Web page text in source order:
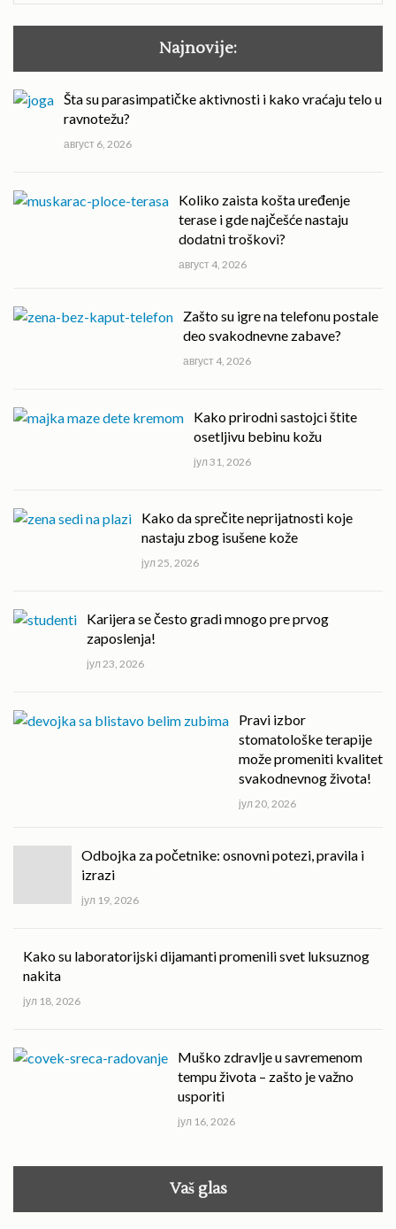
Najnovije:
Šta su parasimpatičke aktivnosti i kako vraćaju telo u
ravnotežu?
август 6, 2026
Koliko zaista košta uređenje
terase i gde najčešće nastaju
dodatni troškovi?
август 4, 2026
Zašto su igre na telefonu postale
deo svakodnevne zabave?
август 4, 2026
Kako prirodni sastojci štite
osetljivu bebinu kožu
јул 31, 2026
Kako da sprečite neprijatnosti koje
nastaju zbog isušene kože
јул 25, 2026
Karijera se često gradi mnogo pre prvog
zaposlenja!
јул 23, 2026
Pravi izbor
stomatološke terapije
može promeniti kvalitet
svakodnevnog života!
јул 20, 2026
Odbojka za početnike: osnovni potezi, pravila i
izrazi
јул 19, 2026
Kako su laboratorijski dijamanti promenili svet luksuznog
nakita
јул 18, 2026
Muško zdravlje u savremenom
tempu života – zašto je važno
usporiti
јул 16, 2026
Vaš glas